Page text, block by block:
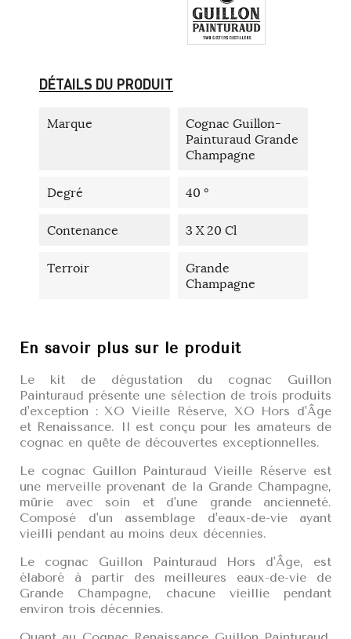
DÉTAILS DU PRODUIT
Marque
Cognac Guillon-
Painturaud Grande
Champagne
Degré 40 °
Contenance 3 X 20 Cl
Terroir
Grande
Champagne
En savoir plus sur le produit
Le kit de dégustation du cognac Guillon
Painturaud présente une sélection de trois produits
d'exception : XO Vieille Réserve, XO Hors d'Âge
et Renaissance. Il est conçu pour les amateurs de
cognac en quête de découvertes exceptionnelles.
Le cognac Guillon Painturaud Vieille Réserve est
une merveille provenant de la Grande Champagne,
mûrie avec soin et d'une grande ancienneté.
Composé d'un assemblage d'eaux-de-vie ayant
vieilli pendant au moins deux décennies.
Le cognac Guillon Painturaud Hors d'Âge, est
élaboré à partir des meilleures eaux-de-vie de
Grande Champagne, chacune vieillie pendant
environ trois décennies.